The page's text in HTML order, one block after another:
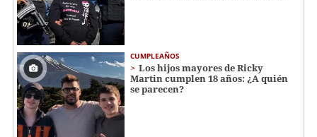
CUMPLEAÑOS
Los hijos mayores de Ricky
Martin cumplen 18 años: ¿A quién
se parecen?